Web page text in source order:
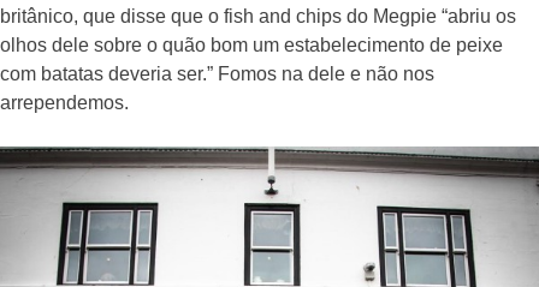
britânico, que disse que o fish and chips do Megpie “abriu os
olhos dele sobre o quão bom um estabelecimento de peixe
com batatas deveria ser.” Fomos na dele e não nos
arrependemos.